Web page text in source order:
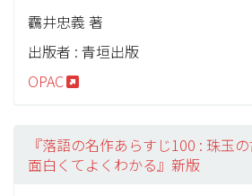
靏井忠義 著
出版者 : 青垣出版
OPAC
『落語の名作あらすじ100 : 珠玉
面白くてよくわかる』新版